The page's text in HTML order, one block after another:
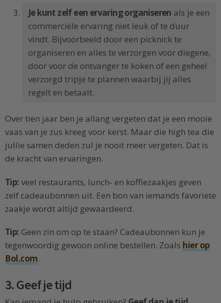
Je kunt zelf een ervaring organiseren als je een
commerciële ervaring niet leuk of te duur
vindt. Bijvoorbeeld door een picknick te
organiseren en alles te verzorgen voor diegene,
door voor de ontvanger te koken of een geheel
verzorgd tripje te plannen waarbij jij alles
regelt en betaalt.
Over tien jaar ben je allang vergeten dat je een mooie
vaas van je zus kreeg voor kerst. Maar die high tea die
jullie samen deden zul je nooit meer vergeten. Dat is
de kracht van ervaringen.
Tip: veel restaurants, lunch- en koffiezaakjes geven
zelf cadeaubonnen uit. Een bon van iemands favoriete
zaakje wordt altijd gewaardeerd.
Tip: Geen zin om op te staan? Cadeaubonnen kun je
tegenwoordig gewoon online bestellen. Zoals hier op
Bol.com.
3. Geef je tijd